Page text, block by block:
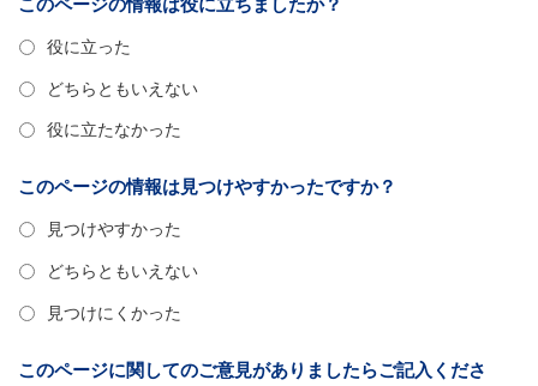
このページの情報は役に立ちましたか？
役に立った
どちらともいえない
役に立たなかった
このページの情報は見つけやすかったですか？
見つけやすかった
どちらともいえない
見つけにくかった
このページに関してのご意見がありましたらご記入くださ